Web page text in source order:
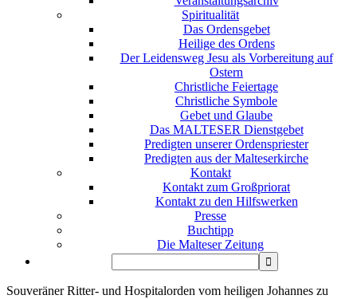
Spiritualität
Das Ordensgebet
Heilige des Ordens
Der Leidensweg Jesu als Vorbereitung auf
Ostern
Christliche Feiertage
Christliche Symbole
Gebet und Glaube
Das MALTESER Dienstgebet
Predigten unserer Ordenspriester
Predigten aus der Malteserkirche
Kontakt
Kontakt zum Großpriorat
Kontakt zu den Hilfswerken
Presse
Buchtipp
Die Malteser Zeitung
Souveräner Ritter- und Hospitalorden vom heiligen Johannes zu